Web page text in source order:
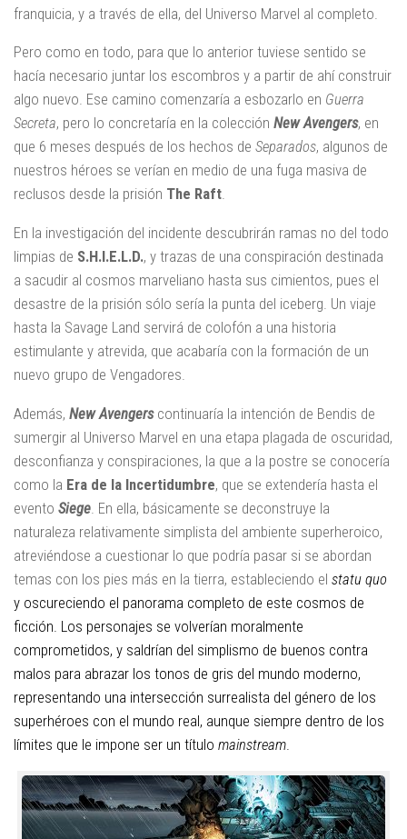
franquicia, y a través de ella, del Universo Marvel al completo.
Pero como en todo, para que lo anterior tuviese sentido se
hacía necesario juntar los escombros y a partir de ahí construir
algo nuevo. Ese camino comenzaría a esbozarlo en Guerra
Secreta, pero lo concretaría en la colección New Avengers, en
que 6 meses después de los hechos de Separados, algunos de
nuestros héroes se verían en medio de una fuga masiva de
reclusos desde la prisión The Raft.
En la investigación del incidente descubrirán ramas no del todo
limpias de S.H.I.E.L.D., y trazas de una conspiración destinada
a sacudir al cosmos marveliano hasta sus cimientos, pues el
desastre de la prisión sólo sería la punta del iceberg. Un viaje
hasta la Savage Land servirá de colofón a una historia
estimulante y atrevida, que acabaría con la formación de un
nuevo grupo de Vengadores.
Además, New Avengerscontinuaría la intención de Bendis de
sumergir al Universo Marvel en una etapa plagada de oscuridad,
desconfianza y conspiraciones, la que a la postre se conocería
como la Era de la Incertidumbre, que se extendería hasta el
evento Siege . En ella, básicamente se deconstruye la
naturaleza relativamente simplista del ambiente superheroico,
atreviéndose a cuestionar lo que podría pasar si se abordan
temas con los pies más en la tierra, estableciendo el statu quo
y oscureciendo el panorama completo de este cosmos de
ficción. Los personajes se volverían moralmente
comprometidos, y saldrían del simplismo de buenos contra
malos para abrazar los tonos de gris del mundo moderno,
representando una intersección surrealista del género de los
superhéroes con el mundo real, aunque siempre dentro de los
límites que le impone ser un título mainstream